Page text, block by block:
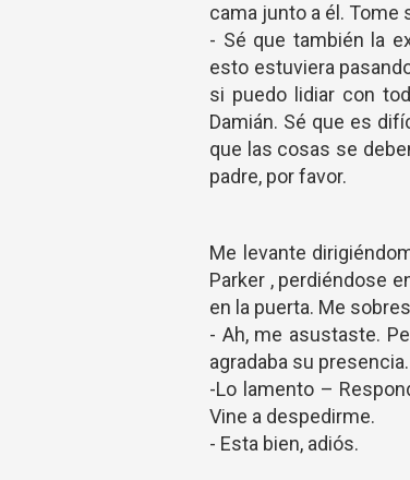
cama junto a él. Tome
- Sé que también la
esto estuviera
si puedo lidiar con
Damián. Sé que es
que las cosas se
padre, por favor.
Me levante
Parker , perdiéndose
en la puerta. Me
- Ah, me asustaste.
agradaba su presencia.
-Lo lamento –
Vine a despedirme.
- Esta bien, adiós.